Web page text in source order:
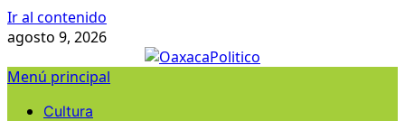
Ir al contenido
agosto 9, 2026
Menú principal
Cultura